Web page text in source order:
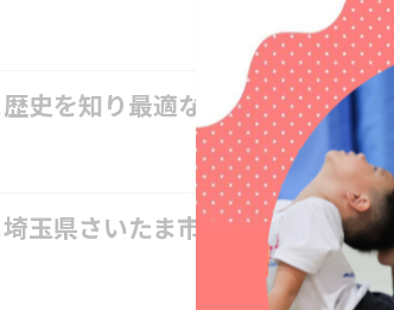
史を知り最適な教室選びに活か
玉県さいたま市川口市で子ども